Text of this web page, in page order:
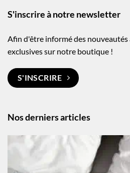
Nos derniers articles
S'inscrire à notre newsletter
Afin d'être informé des nouveautés
exclusives sur notre boutique !
S'INSCRIRE